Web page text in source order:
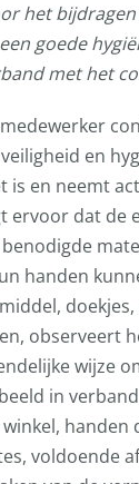
het bijdragen
goede
met het
en
is en neemt
ervoor dat de
handen
doekjes,
observeert
wijze
in
handen
voldoende